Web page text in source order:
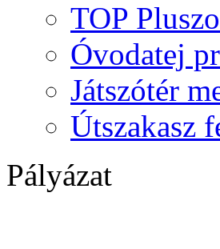
TOP
Óvodatej
Játszótér
Útszakasz
Pályázat